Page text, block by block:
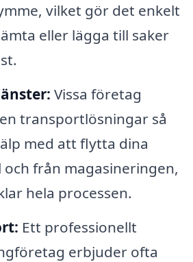
vilket gör det enkelt
eller lägga till saker
Vissa företag
transportlösningar så
med att flytta dina
från magasineringen,
hela processen.
Ett professionellt
erbjuder ofta